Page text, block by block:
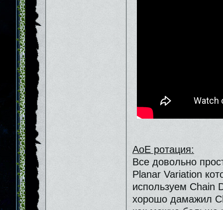
АоЕ ротация:
Все довольно
Planar Variation
используем Сhain
хорошо дамажил